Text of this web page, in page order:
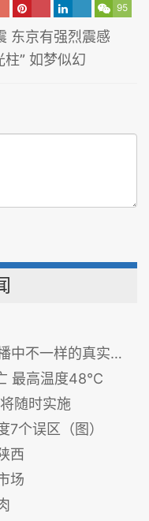
95
东京有强烈震感
柱” 如梦似幻
一样的真实印度！
最高温度48℃
随时实施
个误区（图）
西
场